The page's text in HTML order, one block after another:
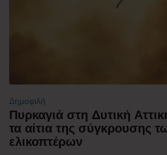
Δημοφιλή
Πυρκαγιά στη Δυτική
τα αίτια της σύγκρουσης
ελικοπτέρων